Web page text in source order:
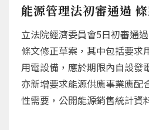
能源管理法初審通過
立法院經濟委員會5日初審通
條文修正草案，其中包括要求
用電設備，應於期限內自設發
亦新增要求能源供應事業應配
性需要，公開能源銷售統計資